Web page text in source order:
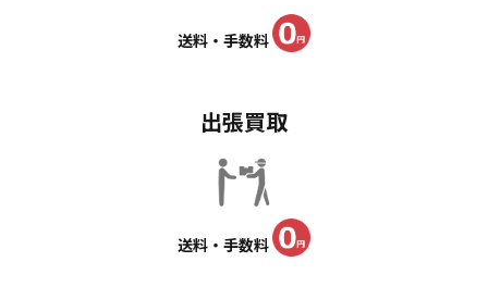
送料・手数料
出張買取
送料・手数料